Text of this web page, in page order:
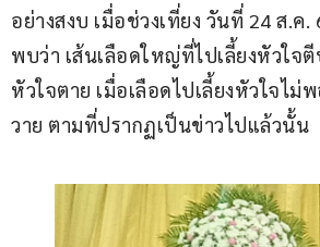
อย่างสงบ เมื่อช่วงเที่ยง วันที่ 24 ส.ค
พบว่า เส้นเลือดใหญ่ที่ไปเลี้ยงหัวใจ
หัวใจตาย เมื่อเลือดไปเลี้ยงหัวใจไม่
วาย ตามที่ปรากฏเป็นข่าวไปแล้วนั้น